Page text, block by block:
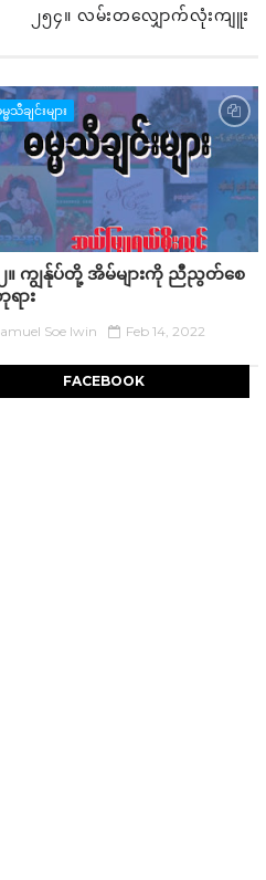
၂၅၄။ လမ်းတလျှောက်လုံးကျူး
မသီချင်းများ
။ ကျွန်ုပ်တို့ အိမ်များကို ညီညွတ်စေ
ရား
Soe lwin Feb 14, 2022
FACEBOOK